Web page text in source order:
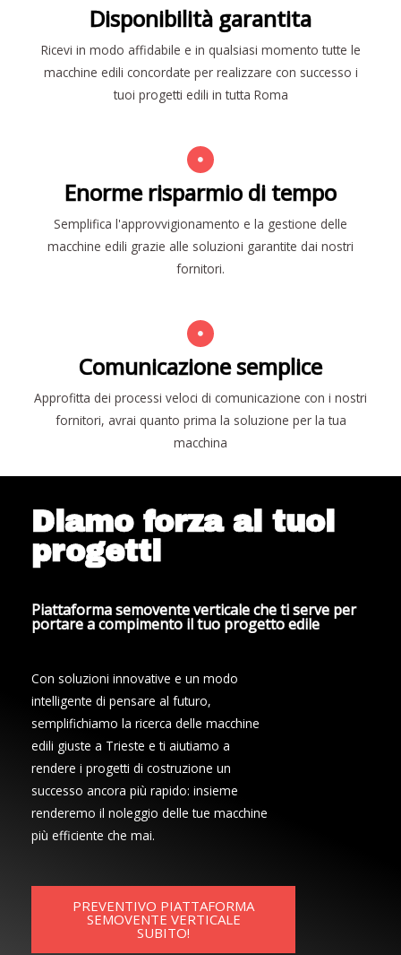
Disponibilità garantita
Ricevi in modo affidabile e in qualsiasi momento tutte le
macchine edili concordate per realizzare con successo i
tuoi progetti edili in tutta Roma
Enorme risparmio di tempo
Semplifica l'approvvigionamento e la gestione delle
macchine edili grazie alle soluzioni garantite dai nostri
fornitori.
Comunicazione semplice
Approfitta dei processi veloci di comunicazione con i nostri
fornitori, avrai quanto prima la soluzione per la tua
macchina
Diamo forza ai tuoi
progetti
Piattaforma semovente verticale che ti serve per
portare a compimento il tuo progetto edile
Con soluzioni innovative e un modo
intelligente di pensare al futuro,
semplifichiamo la ricerca delle macchine
edili giuste a Trieste e ti aiutiamo a
rendere i progetti di costruzione un
successo ancora più rapido: insieme
renderemo il noleggio delle tue macchine
più efficiente che mai.
PREVENTIVO PIATTAFORMA
SEMOVENTE VERTICALE
SUBITO!